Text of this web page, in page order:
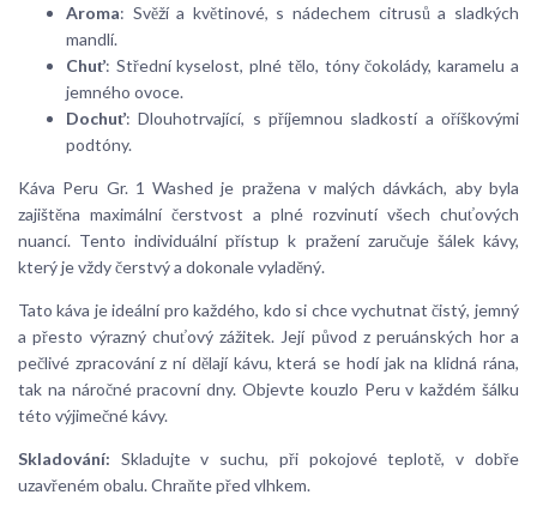
Aroma: Svěží a květinové, s nádechem citrusů a sladkých
mandlí.
Chuť: Střední kyselost, plné tělo, tóny čokolády, karamelu a
jemného ovoce.
Dochuť: Dlouhotrvající, s příjemnou sladkostí a oříškovými
podtóny.
Káva Peru Gr. 1 Washed je pražena v malých dávkách, aby byla
zajištěna maximální čerstvost a plné rozvinutí všech chuťových
nuancí. Tento individuální přístup k pražení zaručuje šálek kávy,
který je vždy čerstvý a dokonale vyladěný.
Tato káva je ideální pro každého, kdo si chce vychutnat čistý, jemný
a přesto výrazný chuťový zážitek. Její původ z peruánských hor a
pečlivé zpracování z ní dělají kávu, která se hodí jak na klidná rána,
tak na náročné pracovní dny. Objevte kouzlo Peru v každém šálku
této výjimečné kávy.
Skladování: Skladujte v suchu, při pokojové teplotě, v dobře
uzavřeném obalu. Chraňte před vlhkem.